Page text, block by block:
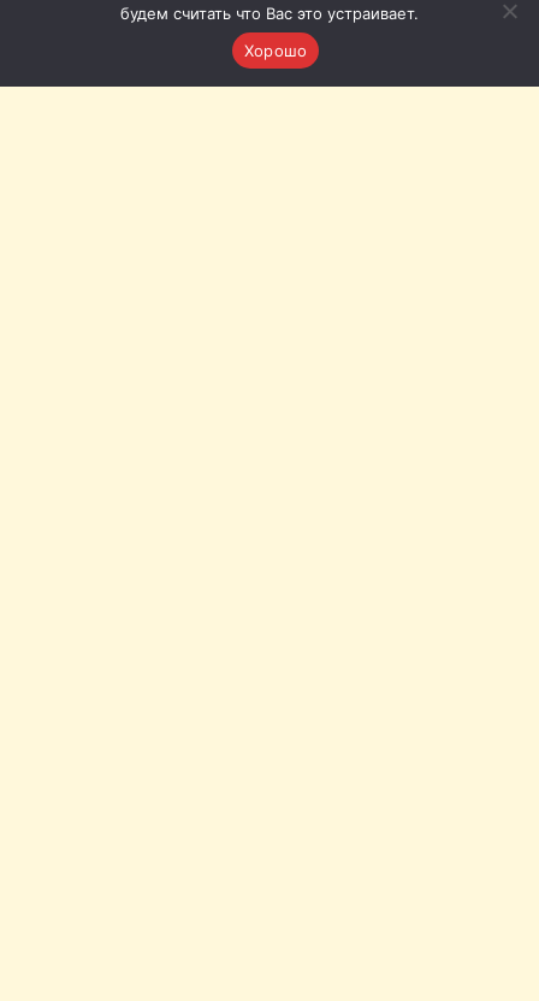
будем считать что Вас это устраивает.
Хорошо